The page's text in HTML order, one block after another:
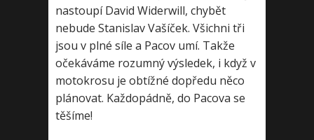
nastoupí David Widerwill, chybět
nebude Stanislav Vašíček. Všichni tři
jsou v plné síle a Pacov umí. Takže
očekáváme rozumný výsledek, i když v
motokrosu je obtížné dopředu něco
plánovat. Každopádně, do Pacova se
těšíme!